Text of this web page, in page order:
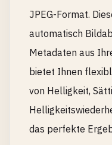
JPEG-Format.
automatisch
Metadaten aus
bietet Ihnen
von Helligkeit,
das perfekte